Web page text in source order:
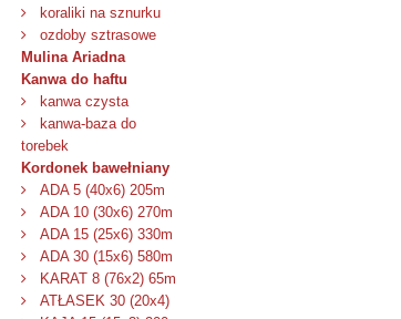
koraliki na sznurku
ozdoby sztrasowe
Mulina Ariadna
Kanwa do haftu
kanwa czysta
kanwa-baza do
torebek
Kordonek bawełniany
ADA 5 (40x6) 205m
ADA 10 (30x6) 270m
ADA 15 (25x6) 330m
ADA 30 (15x6) 580m
KARAT 8 (76x2) 65m
ATŁASEK 30 (20x4)